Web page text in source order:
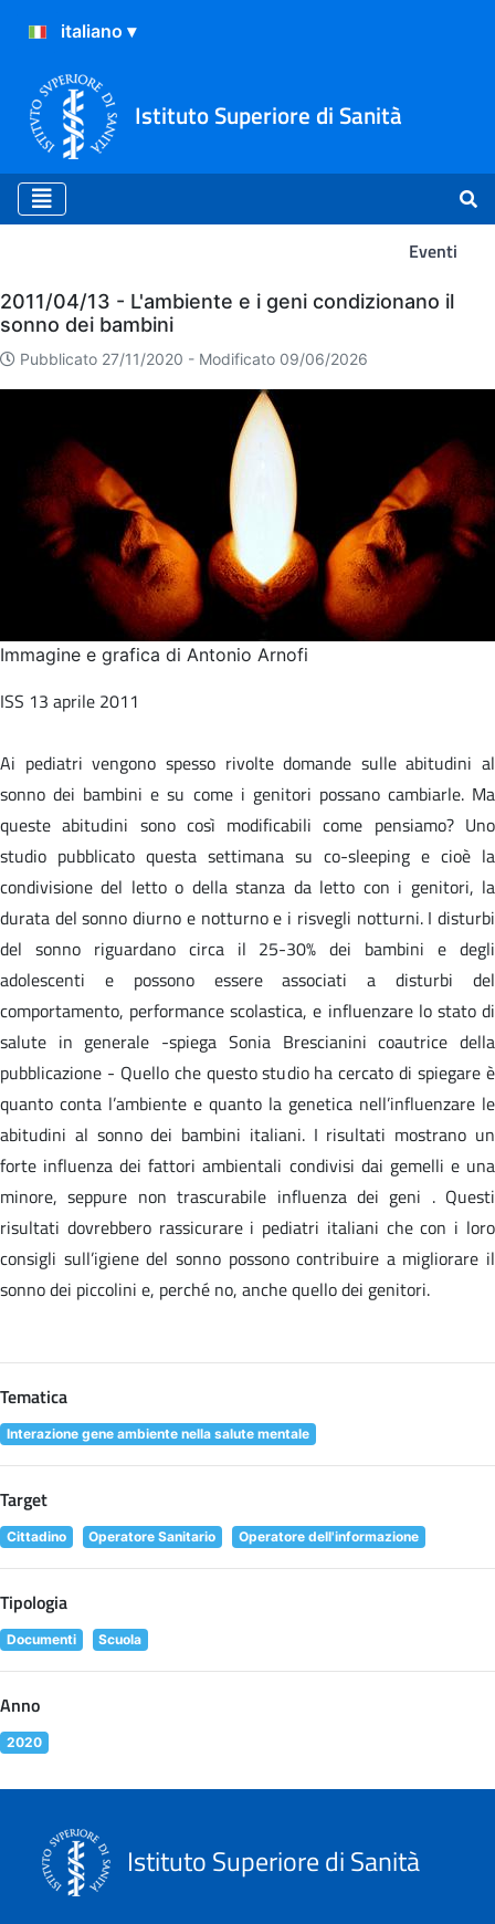
Istituto Superiore di Sanità
Eventi
Eventi
2011/04/13 - L'ambiente e i geni condizionano il
sonno dei bambini
Pubblicato 27/11/2020 - Modificato 09/06/2026
Immagine e grafica di Antonio Arnofi
ISS 13 aprile 2011
Ai pediatri vengono spesso rivolte domande sulle abitudini al
sonno dei bambini e su come i genitori possano cambiarle. Ma
queste abitudini sono così modificabili come pensiamo? Uno
studio pubblicato questa settimana su co-sleeping e cioè la
condivisione del letto o della stanza da letto con i genitori, la
durata del sonno diurno e notturno e i risvegli notturni. I disturbi
del sonno riguardano circa il 25-30% dei bambini e degli
adolescenti e possono essere associati a disturbi del
comportamento, performance scolastica, e influenzare lo stato di
salute in generale -spiega Sonia Brescianini coautrice della
pubblicazione - Quello che questo studio ha cercato di spiegare è
quanto conta l’ambiente e quanto la genetica nell’influenzare le
abitudini al sonno dei bambini italiani. I risultati mostrano un
forte influenza dei fattori ambientali condivisi dai gemelli e una
minore, seppure non trascurabile influenza dei geni . Questi
risultati dovrebbero rassicurare i pediatri italiani che con i loro
consigli sull’igiene del sonno possono contribuire a migliorare il
sonno dei piccolini e, perché no, anche quello dei genitori.
Tematica
Interazione gene ambiente nella salute mentale
Target
Cittadino Operatore Sanitario Operatore dell'informazione
Tipologia
Documenti Scuola
Anno
2020
Istituto Superiore di Sanità